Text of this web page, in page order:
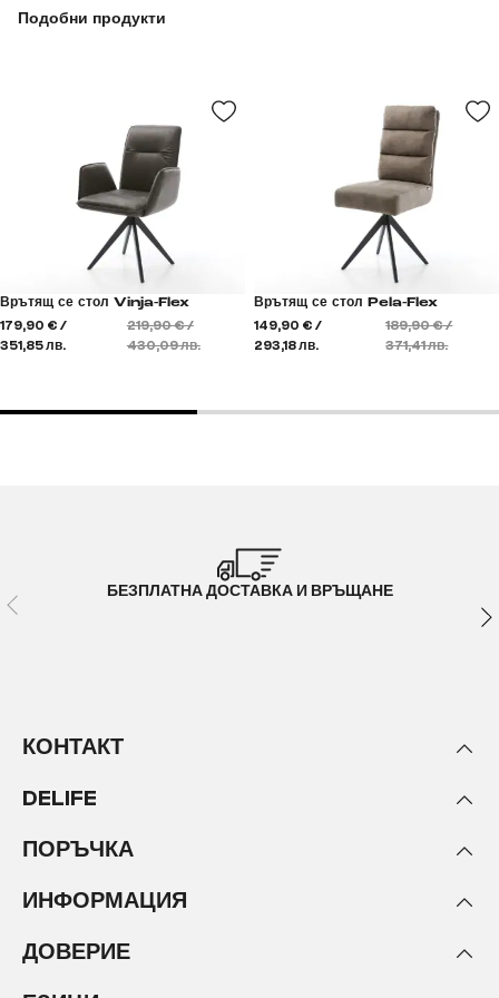
Подобни продукти
Врътящ се стол Vinja-Flex
179,90 € /
351,85 лв.
219,90 € /
430,09 лв.
Врътящ се стол Pela-Flex
149,90 € /
293,18 лв.
189,90 € /
371,41 лв.
БЕЗПЛАТНА ДОСТАВКА И ВРЪЩАНЕ
КОНТАКТ
DELIFE
ПОРЪЧКА
ИНФОРМАЦИЯ
ДОВЕРИЕ